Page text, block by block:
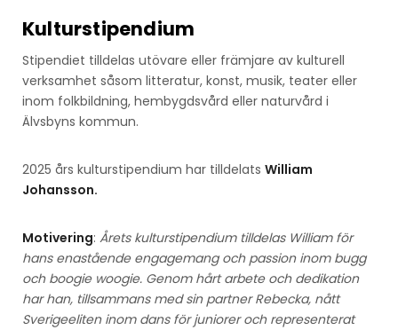
Kulturstipendium
Stipendiet tilldelas utövare eller främjare av kulturell
verksamhet såsom litteratur, konst, musik, teater eller
inom folkbildning, hembygdsvård eller naturvård i
Älvsbyns kommun.
2025 års kulturstipendium har tilldelats William
Johansson.
Motivering: Årets kulturstipendium tilldelas William för
hans enastående engagemang och passion inom bugg
och boogie woogie. Genom hårt arbete och dedikation
har han, tillsammans med sin partner Rebecka, nått
Sverigeeliten inom dans för juniorer och representerat